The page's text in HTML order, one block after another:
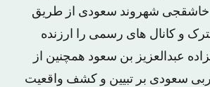
شهروند سعودی از طریق
و کانال های رسمی را ارزنده
عبدالعزیز بن سعود همچنین از
سعودی بر تبیین و کشف واقعیت